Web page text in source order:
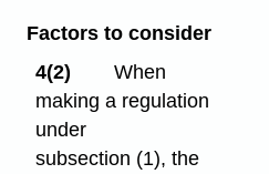
Factors to consider
4(2)
When
making a regulation
under
subsection (1), the